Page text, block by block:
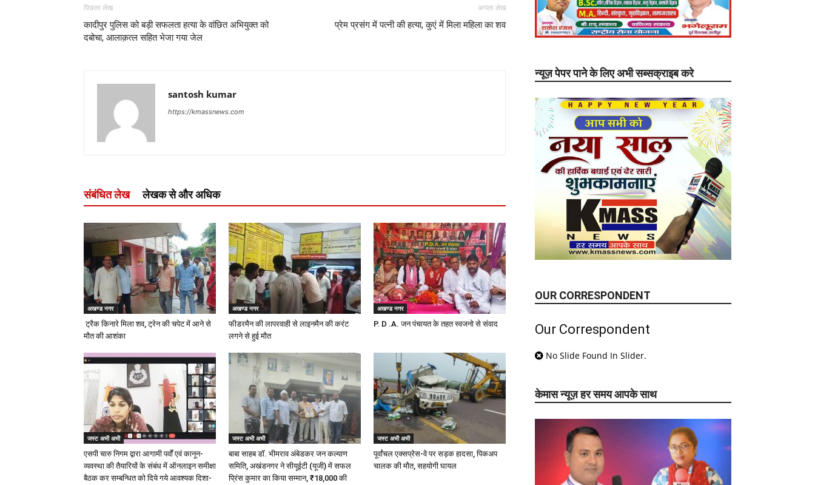
पिछला लेख
कादीपुर पुलिस को बड़ी सफलता हत्या के वांछित अभियुक्त को
दबोचा, आलाक़त्ल सहित भेजा गया जेल
अगला लेख
प्रेम प्रसंग में पत्नी की हत्या, कुएं में मिला महिला का शव
santosh kumar
https://kmassnews.com
संबंधित लेख लेखक से और अधिक
अखण्ड नगर
ट्रैक किनारे मिला शव, ट्रेन की चपेट में आने से
मौत की आशंका
अखण्ड नगर
फीडरमैन की लापरवाही से लाइनमैन की करंट
लगने से हुई मौत
अखण्ड नगर
P. D .A. जन पंचायत के तहत स्वजनो से संवाद
जस्ट अभी अभी
एसपी चारु निगम द्वारा आगामी पर्वों एवं कानून-
व्यवस्था की तैयारियों के संबंध में ऑनलाइन समीक्षा
बैठक कर सम्बन्धित को दिये गये आवश्यक दिशा-
जस्ट अभी अभी
बाबा साहब डॉ. भीमराव अंबेडकर जन कल्याण
समिति, अखंडनगर ने सीयूईटी (यूजी) में सफल
प्रिंस कुमार का किया सम्मान, ₹18,000 की
जस्ट अभी अभी
पूर्वांचल एक्सप्रेस-वे पर सड़क हादसा, पिकअप
चालक की मौत, सहयोगी घायल
न्यूज़ पेपर पाने के लिए अभी सब्सक्राइब करे
OUR CORRESPONDENT
Our Correspondent
No Slide Found In Slider.
केमास न्यूज़ हर समय आपके साथ